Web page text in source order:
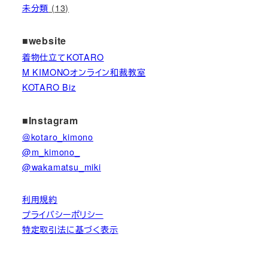
未分類 (13)
■website
着物仕立てKOTARO
M KIMONOオンライン和裁教室
KOTARO Biz
■Instagram
＠kotaro_kimono
@m_kimono_
@wakamatsu_miki
利用規約
プライバシーポリシー
特定取引法に基づく表示